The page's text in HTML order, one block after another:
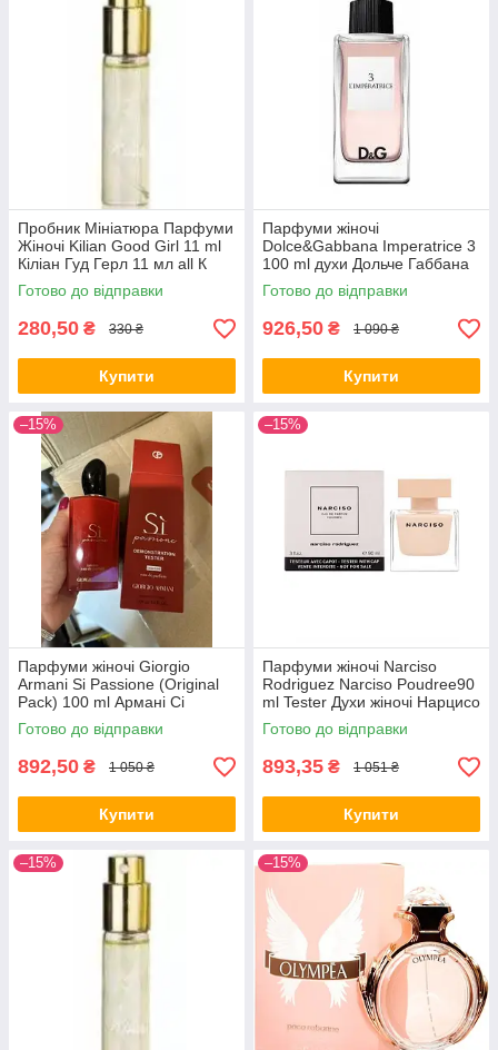
Пробник Мініатюра Парфуми
Жіночі Kilian Good Girl 11 ml
Кіліан Гуд Герл 11 мл all К
Готово до відправки
280,50 ₴ 330 ₴
Купити
Парфуми жіночі
Dolce&Gabbana Imperatrice 3
100 ml духи Дольче Габбана
Імператриця (Ориг
паковання)
Готово до відправки
926,50 ₴ 1 090 ₴
Купити
–15%
Парфуми жіночі Giorgio
Armani Si Passione (Original
Pack) 100 ml Армані Сі
Пасйоне (Оригінальне
паковання) all К
Готово до відправки
892,50 ₴ 1 050 ₴
Купити
–15%
Парфуми жіночі Narciso
Rodriguez Narciso Poudree90
ml Tester Духи жіночі Нарцисо
Родріг Пудра (Тестер) 90 мл
all К
Готово до відправки
893,35 ₴ 1 051 ₴
Купити
–15% –15%